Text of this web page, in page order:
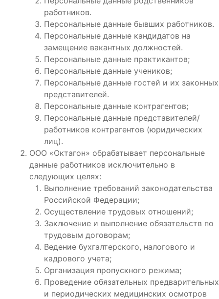
работников.
Персональные данные бывших работников.
Персональные данные кандидатов на
замещение вакантных должностей.
Персональные данные практикантов;
Персональные данные учеников;
Персональные данные гостей и их законных
представителей.
Персональные данные контрагентов;
Персональные данные представителей/
работников контрагентов (юридических
лиц).
ООО «Октагон» обрабатывает персональные
данные работников исключительно в
следующих целях:
Выполнение требований законодательства
Российской Федерации;
Осуществление трудовых отношений;
Заключение и выполнение обязательств по
трудовым договорам;
Ведение бухгалтерского, налогового и
кадрового учета;
Организация пропускного режима;
Проведение обязательных предварительных
и периодических медицинских осмотров